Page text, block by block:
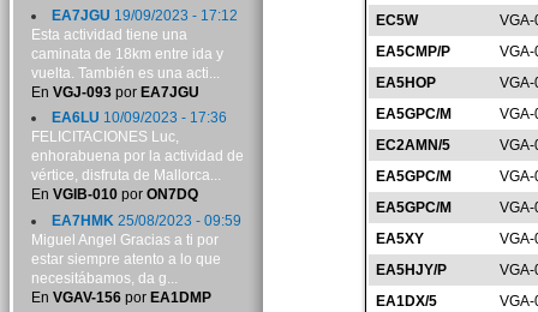
EC5W
EA5CMP/P
EA5HOP
EA5GPC/M
EC2AMN/5
EA5GPC/M
EA5GPC/M
EA5XY
EA5HJY/P
EA1DX/5
EA7JGU 19/09/2023 - 17:12
Esta actividad tiene una
caminata de 18km entre ida y
vuelta. También es una acti...
En VGJ-093por EA7JGU
EA6LU 10/09/2023 - 17:36
FELICITACIONES Luc,
enhorabuena por la actividad de
vértice, disfruta de Mallorca...
En VGIB-010por ON7DQ
EA7HMK 25/08/2023 - 09:59
Miguel Angel Gracias a ti por
estar siempre atento a lo que
necesitábamos, da g...
En VGAV-156por EA1DMP